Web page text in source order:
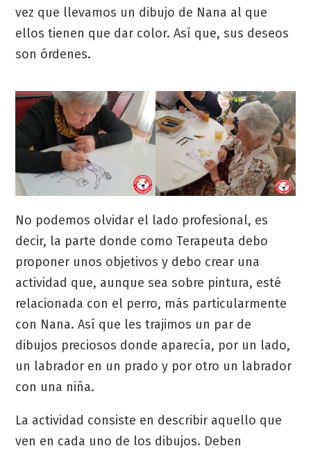
vez que llevamos un dibujo de Nana al que
ellos tienen que dar color. Así que, sus deseos
son órdenes.
No podemos olvidar el lado profesional, es
decir, la parte donde como Terapeuta debo
proponer unos objetivos y debo crear una
actividad que, aunque sea sobre pintura, esté
relacionada con el perro, más particularmente
con Nana. Así que les trajimos un par de
dibujos preciosos donde aparecía, por un lado,
un labrador en un prado y por otro un labrador
con una niña.
La actividad consiste en describir aquello que
ven en cada uno de los dibujos. Deben